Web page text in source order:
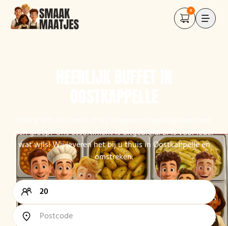
0
een groep? Ons assortiment is uitgebreid. Er is voor ieder
wat wils! Wij leveren het bij u thuis in Oostkappelle en
omstreken.